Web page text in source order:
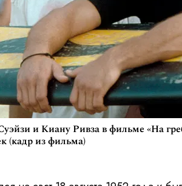
и Киану Ривза в фильме «На
(кадр из фильма)